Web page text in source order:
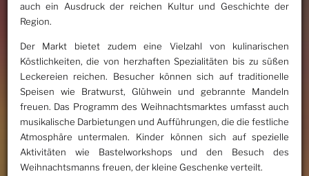
auch ein Ausdruck der reichen Kultur und Geschichte der
Region.
Der Markt bietet zudem eine Vielzahl von kulinarischen
Köstlichkeiten, die von herzhaften Spezialitäten bis zu süßen
Leckereien reichen. Besucher können sich auf traditionelle
Speisen wie Bratwurst, Glühwein und gebrannte Mandeln
freuen. Das Programm des Weihnachtsmarktes umfasst auch
musikalische Darbietungen und Aufführungen, die die festliche
Atmosphäre untermalen. Kinder können sich auf spezielle
Aktivitäten wie Bastelworkshops und den Besuch des
Weihnachtsmanns freuen, der kleine Geschenke verteilt.